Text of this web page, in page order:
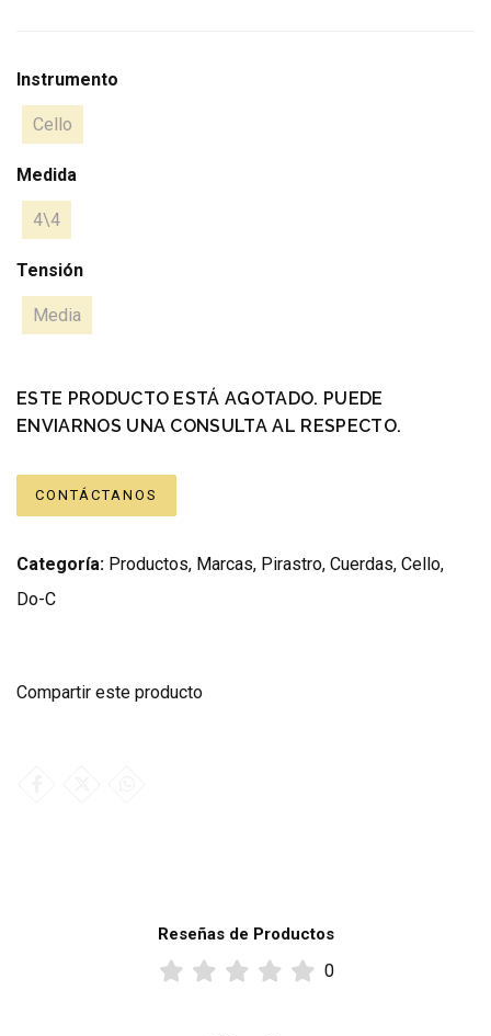
Instrumento
Cello
Medida
4\4
Tensión
Media
ESTE PRODUCTO ESTÁ AGOTADO. PUEDE
ENVIARNOS UNA CONSULTA AL RESPECTO.
CONTÁCTANOS
Categoría: Productos, Marcas, Pirastro, Cuerdas, Cello,
Do-C
Compartir este producto
Reseñas de Productos
0